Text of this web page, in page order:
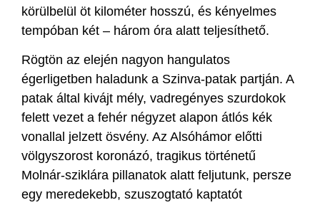
körülbelül öt kilométer hosszú, és kényelmes
tempóban két – három óra alatt teljesíthető.
Rögtön az elején nagyon hangulatos
égerligetben haladunk a Szinva-patak partján. A
patak által kivájt mély, vadregényes szurdokok
felett vezet a fehér négyzet alapon átlós kék
vonallal jelzett ösvény. Az Alsóhámor előtti
völgyszorost koronázó, tragikus történetű
Molnár-sziklára pillanatok alatt feljutunk, persze
egy meredekebb, szuszogtató kaptatót